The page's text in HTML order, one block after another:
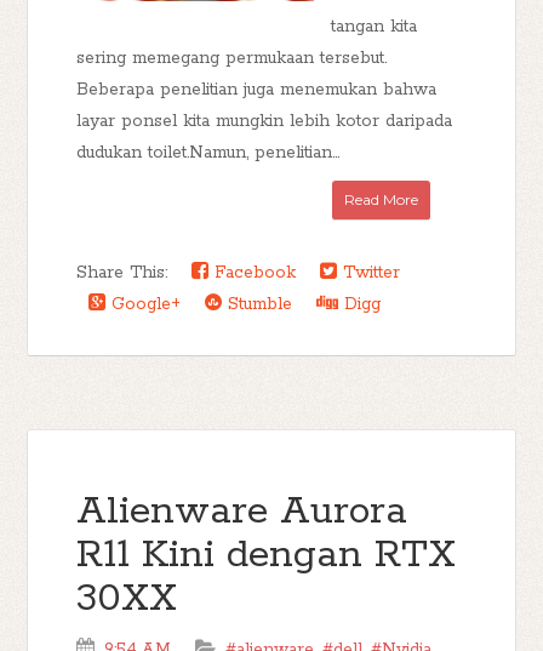
tangan kita
sering memegang permukaan tersebut.
Beberapa penelitian juga menemukan bahwa
layar ponsel kita mungkin lebih kotor daripada
dudukan toilet.Namun, penelitian...
Read More
Share This: Facebook
Twitter
Google+
Stumble Digg
Alienware Aurora
R11 Kini dengan RTX
30XX